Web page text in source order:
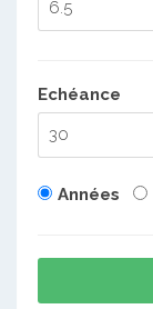
Echéance
Années